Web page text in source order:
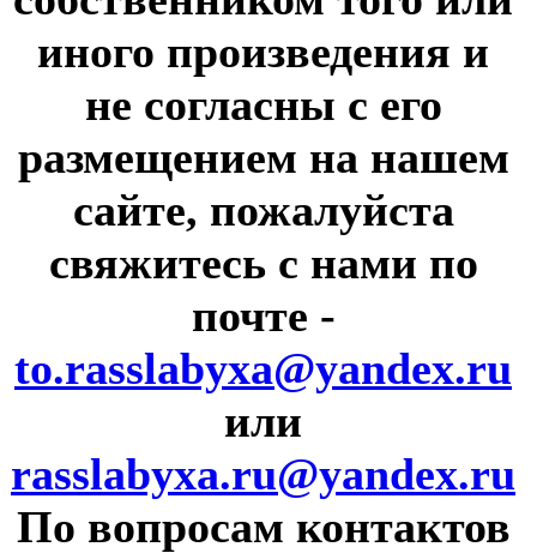
иного произведения и
не согласны с его
размещением на нашем
сайте, пожалуйста
свяжитесь с нами по
почте -
to.rasslabyxa@yandex.ru
или
rasslabyxa.ru@yandex.ru
По вопросам контактов